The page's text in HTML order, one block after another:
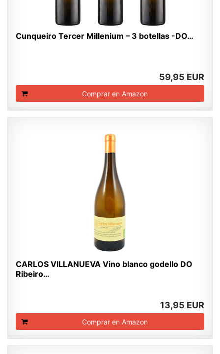
Cunqueiro Tercer Millenium – 3 botellas -DO…
59,95 EUR
Comprar en Amazon
CARLOS VILLANUEVA Vino blanco godello DO
Ribeiro…
13,95 EUR
Comprar en Amazon